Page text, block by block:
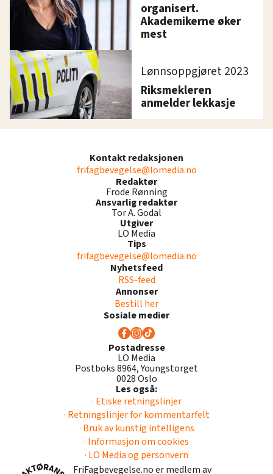
organisert.
Akademikerne øker
mest
Lønnsoppgjøret 2023
Riksmekleren
anmelder lekkasje
Kontakt redaksjonen
frifagbevegelse@lomedia.no
Redaktør
Frode Rønning
Ansvarlig redaktør
Tor A. Godal
Utgiver
LO Media
Tips
frifagbevegelse@lomedia.no
Nyhetsfeed
RSS-feed
Annonser
Bestill her
Sosiale medier
Postadresse
LO Media
Postboks 8964, Youngstorget
0028 Oslo
Les også:
· Etiske retningslinjer
· Retningslinjer for kommentarfelt
· Bruk av kunstig intelligens
· Informasjon om cookies
· LO Media og personvern
FriFagbevegelse.no er medlem av